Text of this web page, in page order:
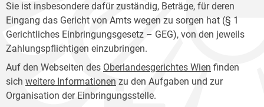
Sie ist insbesondere dafür zuständig, Beträge, für deren
Eingang das Gericht von Amts wegen zu sorgen hat (§ 1
Gerichtliches Einbringungsgesetz – GEG), von den jeweils
Zahlungspflichtigen einzubringen.
Auf den Webseiten des Oberlandesgerichtes Wien finden
sich weitere Informationen zu den Aufgaben und zur
Organisation der Einbringungsstelle.